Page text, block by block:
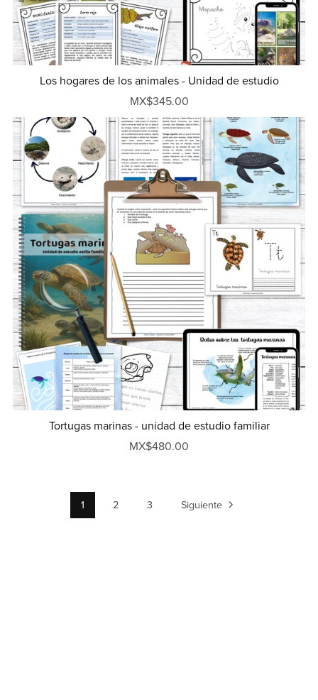
Los hogares de los animales - Unidad de estudio
MX$345.00
Tortugas marinas - unidad de estudio familiar
MX$480.00
1 2 3 Siguiente